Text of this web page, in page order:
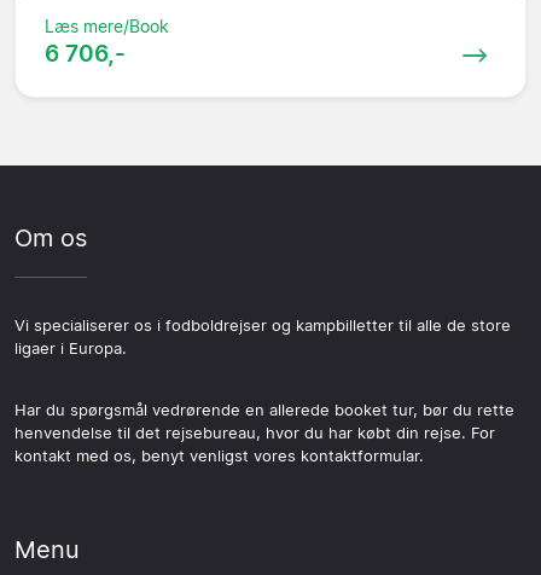
Læs mere/Book
6 706,-
Om os
Vi specialiserer os i fodboldrejser og kampbilletter til alle de store
ligaer i Europa.
Har du spørgsmål vedrørende en allerede booket tur, bør du rette
henvendelse til det rejsebureau, hvor du har købt din rejse. For
kontakt med os, benyt venligst vores kontaktformular.
Menu